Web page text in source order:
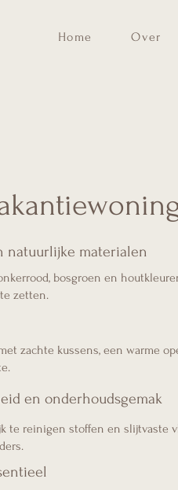
Home Over
natuurlijke materialen
bosgroen en
zetten.
zachte kussens, een warme
en onderhoudsgemak
te reinigen stoffen en